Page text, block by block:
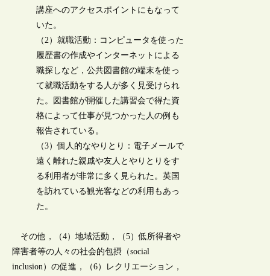
講座へのアクセスポイントにもなって
いた。
（2）就職活動：コンピュータを使った
履歴書の作成やインターネットによる
職探しなど，公共図書館の端末を使っ
て就職活動をする人が多く見受けられ
た。図書館が開催した講習会で得た資
格によって仕事が見つかった人の例も
報告されている。
（3）個人的なやりとり：電子メールで
遠く離れた親戚や友人とやりとりをす
る利用者が非常に多く見られた。英国
を訪れている観光客などの利用もあっ
た。
その他，（4）地域活動，（5）低所得者や
障害者等の人々の社会的包摂（social
inclusion）の促進，（6）レクリエーション，